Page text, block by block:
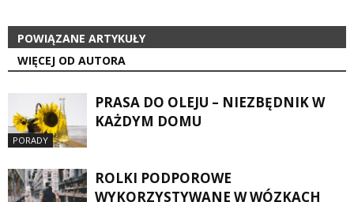
POWIĄZANE ARTYKUŁY
WIĘCEJ OD AUTORA
PORADY
PRASA DO OLEJU – NIEZBĘDNIK W
KAŻDYM DOMU
ROLKI PODPOROWE
WYKORZYSTYWANE W WÓZKACH